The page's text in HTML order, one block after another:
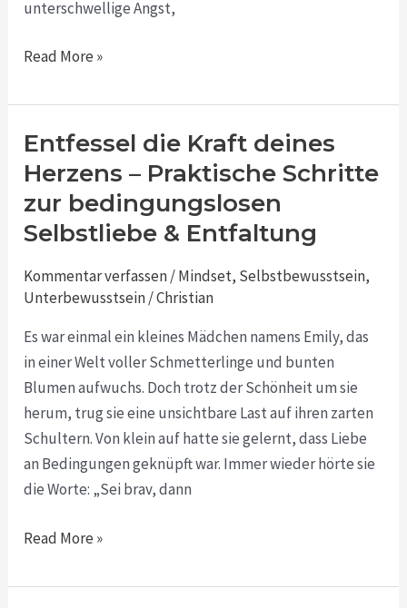
unterschwellige Angst,
Read More »
Entfessel die Kraft deines
Herzens – Praktische Schritte
zur bedingungslosen
Selbstliebe & Entfaltung
Kommentar verfassen/Mindset, Selbstbewusstsein,
Unterbewusstsein/Christian
Es war einmal ein kleines Mädchen namens Emily, das
in einer Welt voller Schmetterlinge und bunten
Blumen aufwuchs. Doch trotz der Schönheit um sie
herum, trug sie eine unsichtbare Last auf ihren zarten
Schultern. Von klein auf hatte sie gelernt, dass Liebe
an Bedingungen geknüpft war. Immer wieder hörte sie
die Worte: „Sei brav, dann
Entfessel
die
deines
Herzens
–
Praktische
zur
bedingungslosen
Selbstliebe
&
Entfaltung
Read More »